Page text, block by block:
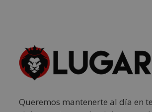
Queremos mantenerte al día en